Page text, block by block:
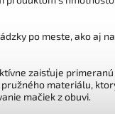
po meste, ako aj
zaisťuje
materiálu,
mačiek z obuvi.